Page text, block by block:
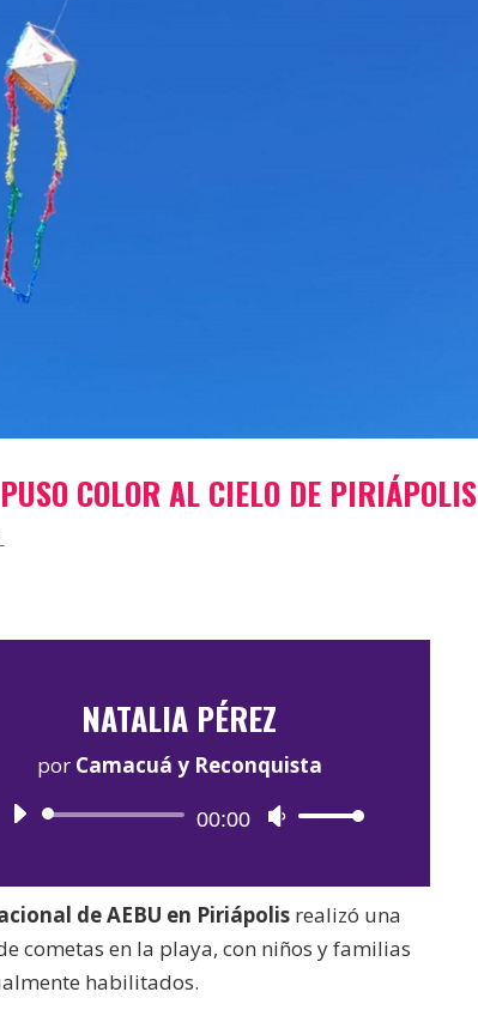
COLOR AL CIELO DE PIRIÁPOLIS
NATALIA PÉREZ
por Camacuá y Reconquista
Reproductor
audio
00:00
Utiliza
teclas
de
flecha
de AEBU en Piriápolis realizó una
cometas en la playa, con niños y familias
habilitados.